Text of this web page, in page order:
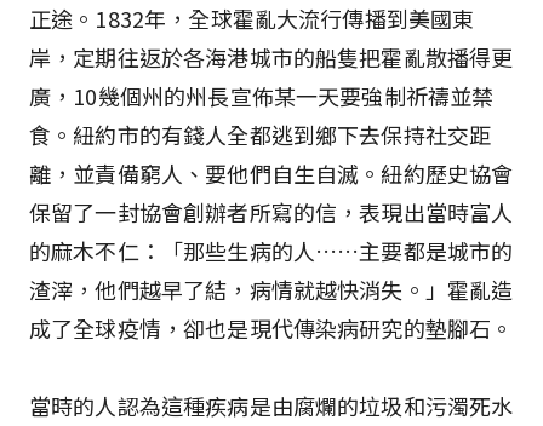
正途。1832年，全球霍亂大流行傳播到美國東
岸，定期往返於各海港城市的船隻把霍亂散播得更
廣，10幾個州的州長宣佈某一天要強制祈禱並禁
食。紐約市的有錢人全都逃到鄉下去保持社交距
離，並責備窮人、要他們自生自滅。紐約歷史協會
保留了一封協會創辦者所寫的信，表現出當時富人
的麻木不仁：「那些生病的人……主要都是城市的
渣滓，他們越早了結，病情就越快消失。」霍亂造
成了全球疫情，卻也是現代傳染病研究的墊腳石。
當時的人認為這種疾病是由腐爛的垃圾和污濁死水